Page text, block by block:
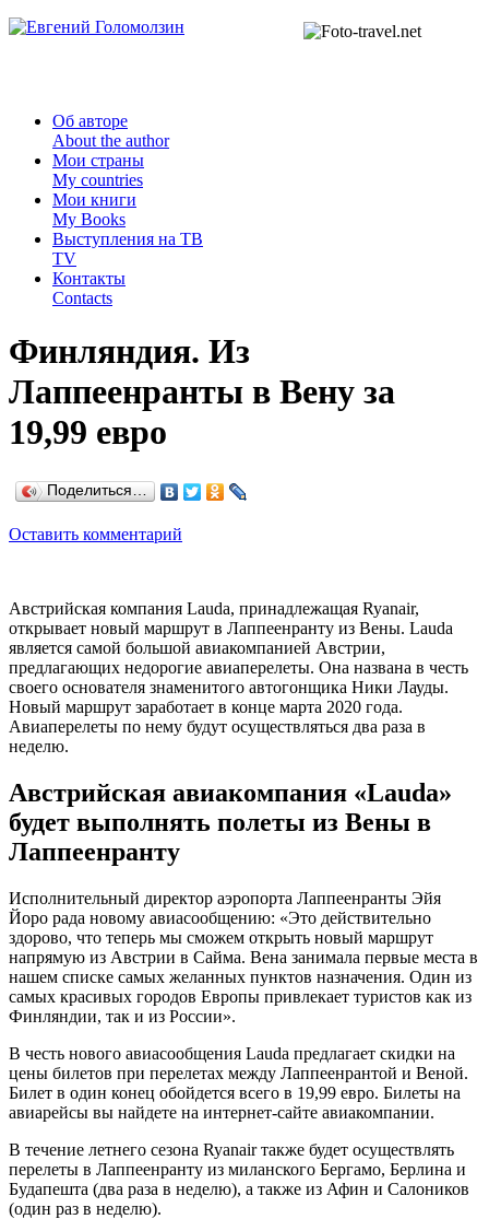
Об авторе
About the author
Мои страны
My countries
Мои книги
My Books
Выступления на ТВ
TV
Контакты
Contacts
Финляндия. Из
Лаппеенранты в Вену за
19,99 евро
Поделиться…
Оставить комментарий
Австрийская компания Lauda, принадлежащая Ryanair,
открывает новый маршрут в Лаппеенранту из Вены. Lauda
является самой большой авиакомпанией Австрии,
предлагающих недорогие авиаперелеты. Она названа в честь
своего основателя знаменитого автогонщика Ники Лауды.
Новый маршрут заработает в конце марта 2020 года.
Авиаперелеты по нему будут осуществляться два раза в
неделю.
Австрийская авиакомпания «Lauda»
будет выполнять полеты из Вены в
Лаппеенранту
Исполнительный директор аэропорта Лаппеенранты Эйя
Йоро рада новому авиасообщению: «Это действительно
здорово, что теперь мы сможем открыть новый маршрут
напрямую из Австрии в Сайма. Вена занимала первые места в
нашем списке самых желанных пунктов назначения. Один из
самых красивых городов Европы привлекает туристов как из
Финляндии, так и из России».
В честь нового авиасообщения Lauda предлагает скидки на
цены билетов при перелетах между Лаппеенрантой и Веной.
Билет в один конец обойдется всего в 19,99 евро. Билеты на
авиарейсы вы найдете на интернет-сайте авиакомпании.
В течение летнего сезона Ryanair также будет осуществлять
перелеты в Лаппеенранту из миланского Бергамо, Берлина и
Будапешта (два раза в неделю), а также из Афин и Салоников
(один раз в неделю).